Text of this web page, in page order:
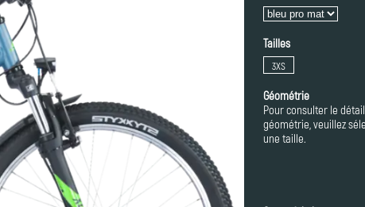
Tailles
3XS
Géométrie
Pour consulter le
géométrie, veuillez
une taille.